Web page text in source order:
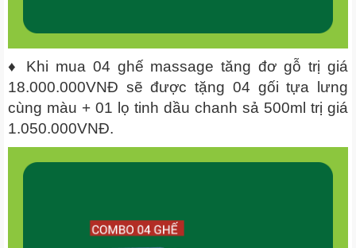
♦ Khi mua 04 ghế massage tăng đơ gỗ trị giá
18.000.000VNĐ sẽ được tặng 04 gối tựa lưng
cùng màu + 01 lọ tinh dầu chanh sả 500ml trị giá
1.050.000VNĐ.